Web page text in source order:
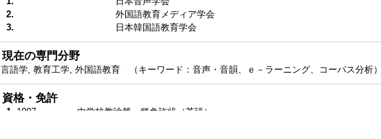
2.
外国語教育メディア学会
3.
日本韓国語教育学会
現在の専門分野
言語学, 教育工学, 外国語教育 （キーワード：音声・音韻、ｅ－ラーニング、コーパス分析）
資格・免許
1. 1997
中学校教諭第一種免許状（英語）